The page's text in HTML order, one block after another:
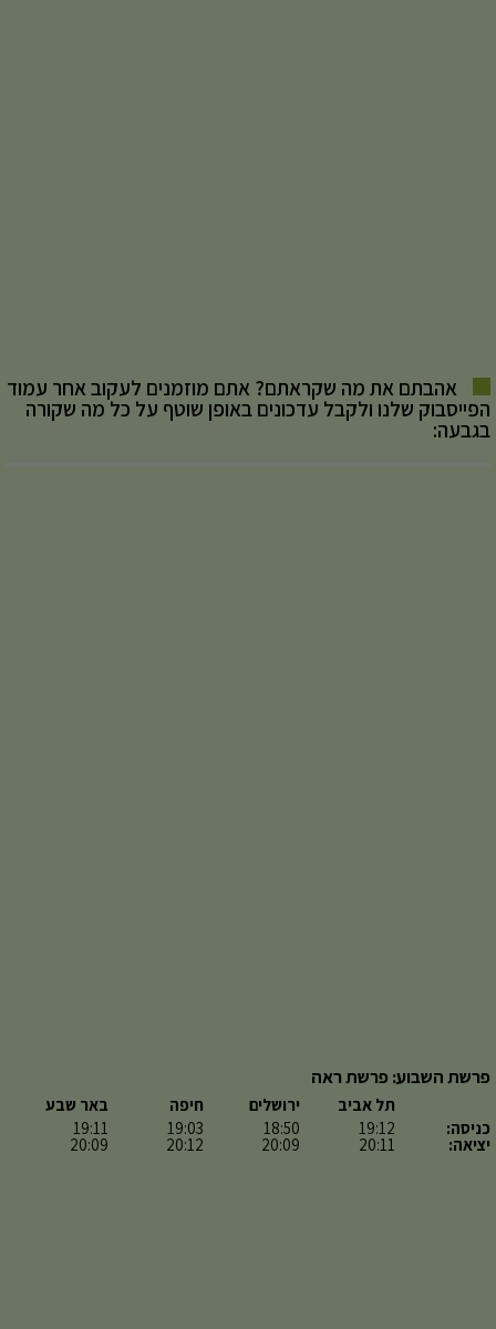
אהבתם את מה שקראתם? אתם מוזמנים לעקוב אחר עמוד
הפייסבוק שלנו ולקבל עדכונים באופן שוטף על כל מה שקורה
בגבעה:
פרשת השבוע: פרשת ראה
כניסה:
יציאה:
תל אביב
19:12
20:11
ירושלים
18:50
20:09
חיפה
19:03
20:12
באר שבע
19:11
20:09